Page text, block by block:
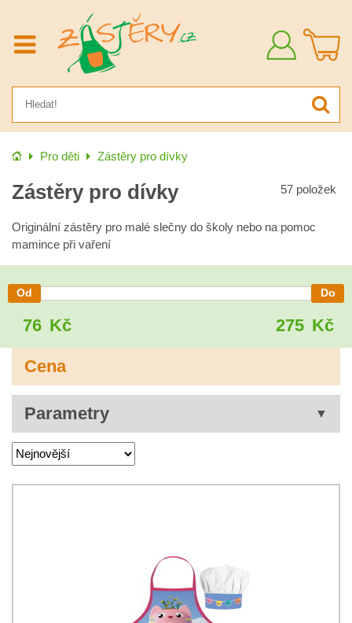
Přihlásit
Úvod Pro děti Zástěry pro dívky
Zástěry pro dívky 57 položek
Originální zástěry pro malé slečny do školy nebo na pomoc
mamince při vaření
76 Kč 275 Kč
Cena
Parametry